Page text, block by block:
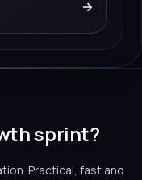
→
sprint?
Practical, fast and